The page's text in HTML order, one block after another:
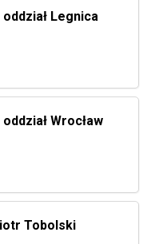
oddział Legnica
Wrocław
Tobolski